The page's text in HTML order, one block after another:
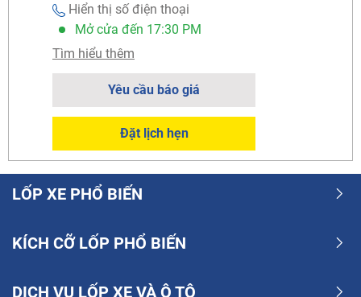
Hiển thị số điện thoại
Mở cửa đến 17:30 PM
Tìm hiểu thêm
Yêu cầu báo giá
Đặt lịch hẹn
LỐP XE PHỔ BIẾN
KÍCH CỠ LỐP PHỔ BIẾN
DỊCH VỤ LỐP XE VÀ Ô TÔ